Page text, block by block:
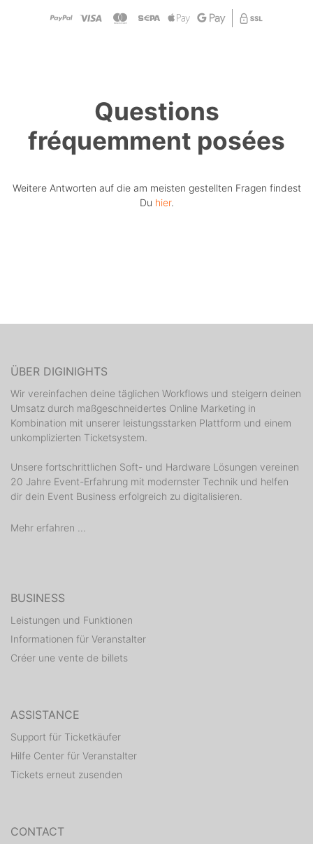
Questions
fréquemment posées
Weitere Antworten auf die am meisten gestellten Fragen findest
Du hier.
ÜBER DIGINIGHTS
Wir vereinfachen deine täglichen Workflows und steigern deinen
Umsatz durch maßgeschneidertes Online Marketing in
Kombination mit unserer leistungsstarken Plattform und einem
unkomplizierten Ticketsystem.
Unsere fortschrittlichen Soft- und Hardware Lösungen vereinen
20 Jahre Event-Erfahrung mit modernster Technik und helfen
dir dein Event Business erfolgreich zu digitalisieren.
Mehr erfahren ...
BUSINESS
Leistungen und Funktionen
Informationen für Veranstalter
Créer une vente de billets
ASSISTANCE
Support für Ticketkäufer
Hilfe Center für Veranstalter
Tickets erneut zusenden
CONTACT